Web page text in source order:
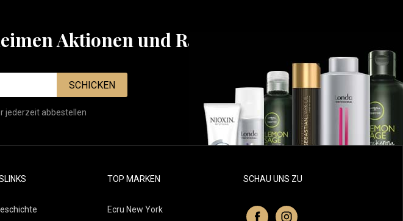
Aktionen und Rabatten
SCHICKEN
jederzeit abbestellen
TOP MARKEN
Ecru New York
SCHAU UNS ZU